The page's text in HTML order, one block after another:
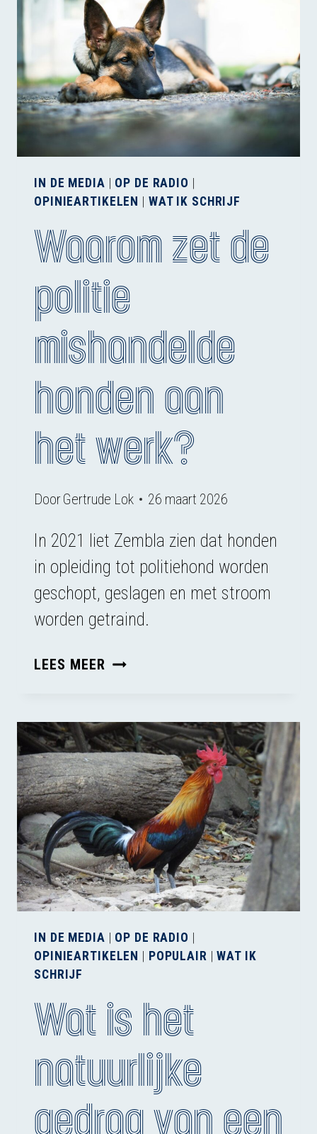
GELIJK
VERDEELD
IN DE MEDIA | OP DE RADIO |
OPINIEARTIKELEN | WAT IK SCHRIJF
Waarom zet de
politie
mishandelde
honden aan
het werk?
DoorGertrude Lok 26 maart 2026
In 2021 liet Zembla zien dat honden
in opleiding tot politiehond worden
geschopt, geslagen en met stroom
worden getraind.
LEES MEER WAAROM
POLITIE
MISHANDELDE
HONDEN
AAN
HET
WERK?
IN DE MEDIA | OP DE RADIO |
OPINIEARTIKELEN | POPULAIR |WAT IK
SCHRIJF
Wat is het
natuurlijke
gedrag van een